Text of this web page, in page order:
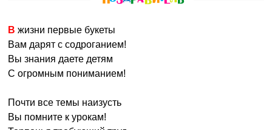
В жизни первые букеты
Вам дарят с содроганием!
Вы знания даете детям
С огромным пониманием!
Почти все темы наизусть
Вы помните к урокам!